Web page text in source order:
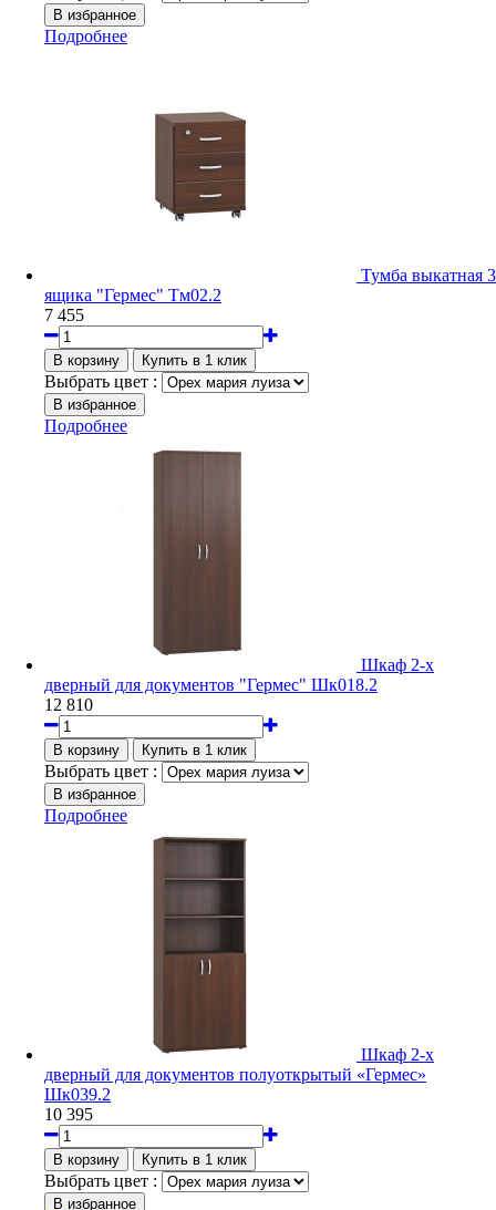
Подробнее
Тумба выкатная 3
ящика "Гермес" Тм02.2
7 455
Выбрать цвет :
Подробнее
Шкаф 2-х
дверный для документов "Гермес" Шк018.2
12 810
Выбрать цвет :
Подробнее
Шкаф 2-х
дверный для документов полуоткрытый «Гермес»
Шк039.2
10 395
Выбрать цвет :